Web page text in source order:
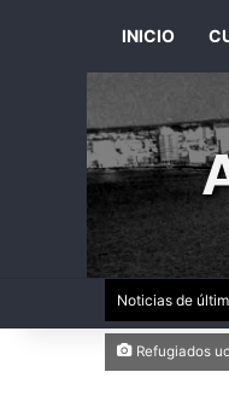
INICIO
Noticias de
Refugiados